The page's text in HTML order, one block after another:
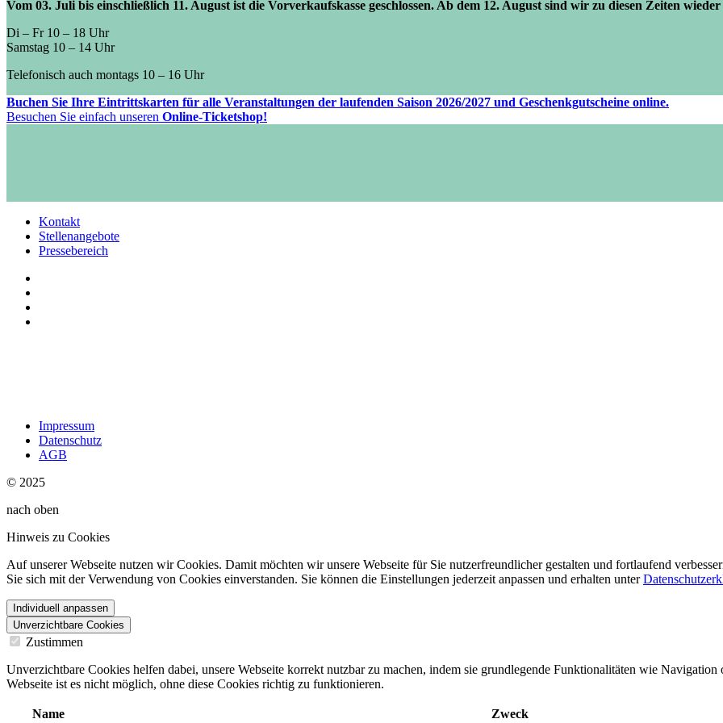
Vom 03. Juli bis einschließlich 11. August ist die Vorverkaufskasse geschlossen. Ab dem 12. August sind wir zu diesen Zeiten
Di – Fr 10 – 18 Uhr
Samstag 10 – 14 Uhr
Telefonisch auch montags 10 – 16 Uhr
Buchen Sie Ihre Eintrittskarten für alle Veranstaltungen der laufenden Saison 2026/2027 und Geschenkgutscheine online.
Besuchen Sie einfach unseren Online-Ticketshop!
Kontakt
Stellenangebote
Pressebereich
Impressum
Datenschutz
AGB
© 2025
nach oben
Hinweis zu Cookies
Auf unserer Webseite nutzen wir Cookies. Damit möchten wir unsere Webseite für Sie nutzerfreundlicher gestalten und fortlaufend
Sie sich mit der Verwendung von Cookies einverstanden. Sie können die Einstellungen jederzeit anpassen und erhalten unter
Individuell anpassen
Unverzichtbare Cookies
Zustimmen
Unverzichtbare Cookies helfen dabei, unsere Webseite korrekt nutzbar zu machen, indem sie grundlegende Funktionalitäten wie
Webseite ist es nicht möglich, ohne diese Cookies richtig zu funktionieren.
Name Zweck